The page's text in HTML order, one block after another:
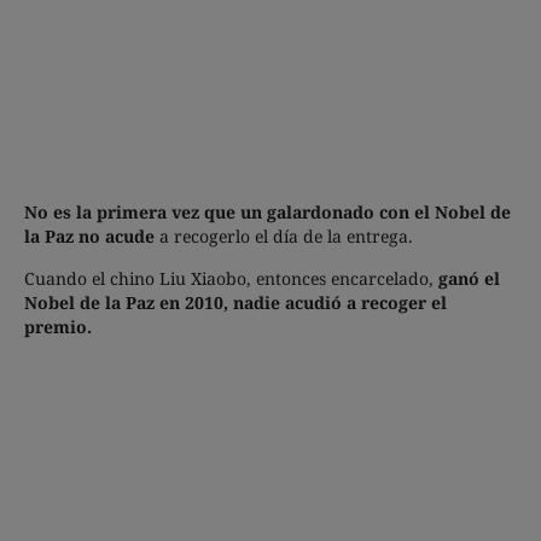
No es la primera vez que un galardonado con el Nobel de
la Paz no acude a recogerlo el día de la entrega.
Cuando el chino Liu Xiaobo, entonces encarcelado, ganó el
Nobel de la Paz en 2010, nadie acudió a recoger el
premio.